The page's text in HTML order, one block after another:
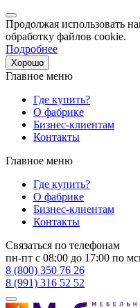
Продолжая использовать
обработку файлов cookie.
Подробнее
Хорошо
Главное меню
Где купить?
О фабрике
Бизнес-клиентам
Контакты
Главное меню
Где купить?
О фабрике
Бизнес-клиентам
Контакты
Связаться по телефонам
пн-пт с 08:00 до 17:00 по
8 (800) 350 76 26
8 (991) 316 52 52